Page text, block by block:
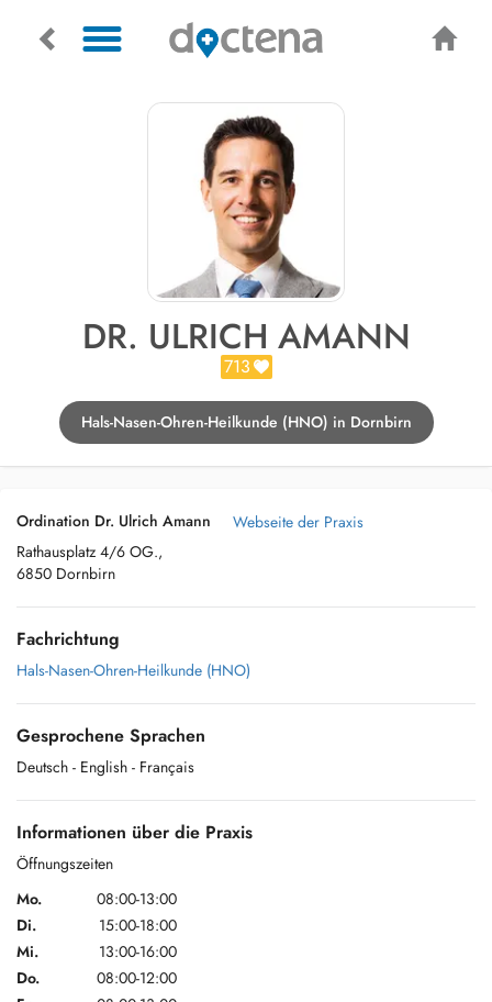
DR. ULRICH AMANN
713
Hals-Nasen-Ohren-Heilkunde (HNO) in Dornbirn
Ordination Dr. Ulrich Amann
Rathausplatz 4/6 OG.,
6850 Dornbirn
Webseite der Praxis
Fachrichtung
Hals-Nasen-Ohren-Heilkunde (HNO)
Gesprochene Sprachen
Deutsch - English - Français
Informationen über die Praxis
Öffnungszeiten
Mo.
08:00-13:00
Di.
15:00-18:00
Mi.
13:00-16:00
Do.
08:00-12:00